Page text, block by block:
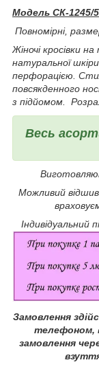
Модель СК-1245/
Повномірні, р
Жіночі кросівки
натуральної
перфорацією.
повсякденного
з підйомом.
Весь
Можливий
Індивідуальний
Замовлення
телефоном,
замовлення